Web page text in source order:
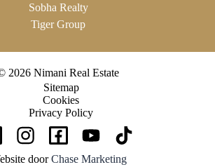
Sobha Realty
Tiger Group
2026 Nimani Real Estate
Sitemap
Cookies
Privacy Policy
doorChase Marketing